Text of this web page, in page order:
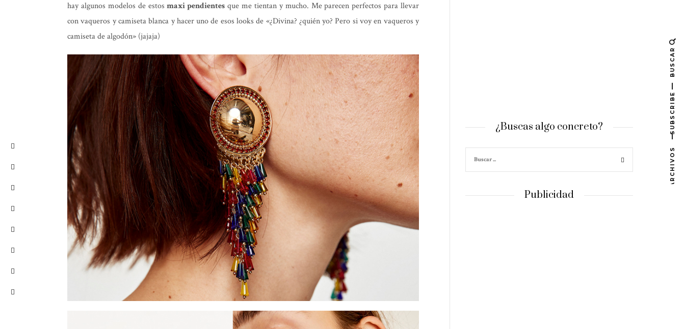
hay algunos modelos de estosmaxi pendientes que me tientan y mucho. Me parecen perfectos para llevar
con vaqueros y camiseta blanca y hacer uno de esos looks de «¿Divina? ¿quién yo? Pero si voy en vaqueros y
camiseta de algodón» (jajaja)
¿Buscas algo concreto?
Publicidad
BUSCAR
SUBSCRIBE
ARCHIVOS